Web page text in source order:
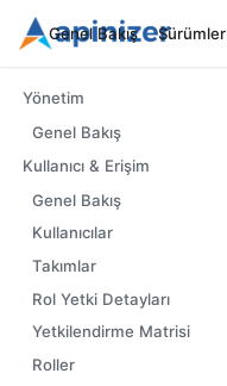
Genel Bakış Sürümler
Yönetim
Genel Bakış
Kullanıcı & Erişim
Genel Bakış
Kullanıcılar
Takımlar
Rol Yetki Detayları
Yetkilendirme Matrisi
Roller